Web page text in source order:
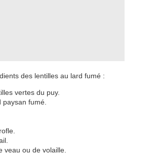
des lentilles au lard fumé :
vertes du puy.
fumé.
veau ou de volaille.